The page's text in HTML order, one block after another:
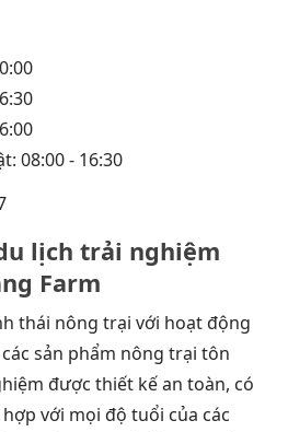
08:00 - 16:30
lịch trải nghiệm
Farm
thái nông trại với hoạt động
sản phẩm nông trại tôn
được thiết kế an toàn, có
với mọi độ tuổi của các